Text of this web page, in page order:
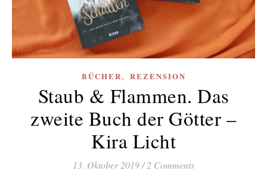
BÜCHER, REZENSION
Staub & Flammen. Das
zweite Buch der Götter –
Kira Licht
13. Oktober 2019/ 2 Comments